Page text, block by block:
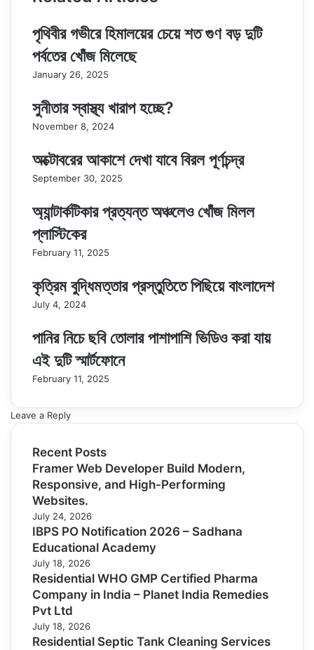
পৃথিবীর গভীরে হিমালয়ের চেয়ে শত গুণ বড় দুটি
পর্বতের খোঁজ মিলেছে
January 26, 2025
সুনীতার স্বাস্থ্য খারাপ হচ্ছে?
November 8, 2024
অক্টোবরের আকাশে দেখা যাবে বিরল পূর্ণচন্দ্র
September 30, 2025
অ্যান্টার্কটিকার প্রত্যন্ত অঞ্চলেও খোঁজ মিলল
প্লাস্টিকের
February 11, 2025
কৃত্রিম বুদ্ধিমত্তার প্রস্তুতিতে পিছিয়ে বাংলাদেশ
July 4, 2024
পানির নিচে ছবি তোলার পাশাপাশি ভিডিও করা যায়
এই দুটি স্মার্টফোনে
February 11, 2025
Leave a Reply
Recent Posts
Framer Web Developer Build Modern,
Responsive, and High-Performing
Websites.
July 24, 2026
IBPS PO Notification 2026 – Sadhana
Educational Academy
July 18, 2026
Residential WHO GMP Certified Pharma
Company in India – Planet India Remedies
Pvt Ltd
July 18, 2026
Residential Septic Tank Cleaning Services